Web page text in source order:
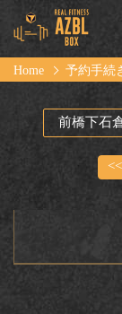
Home 予約手続
<<